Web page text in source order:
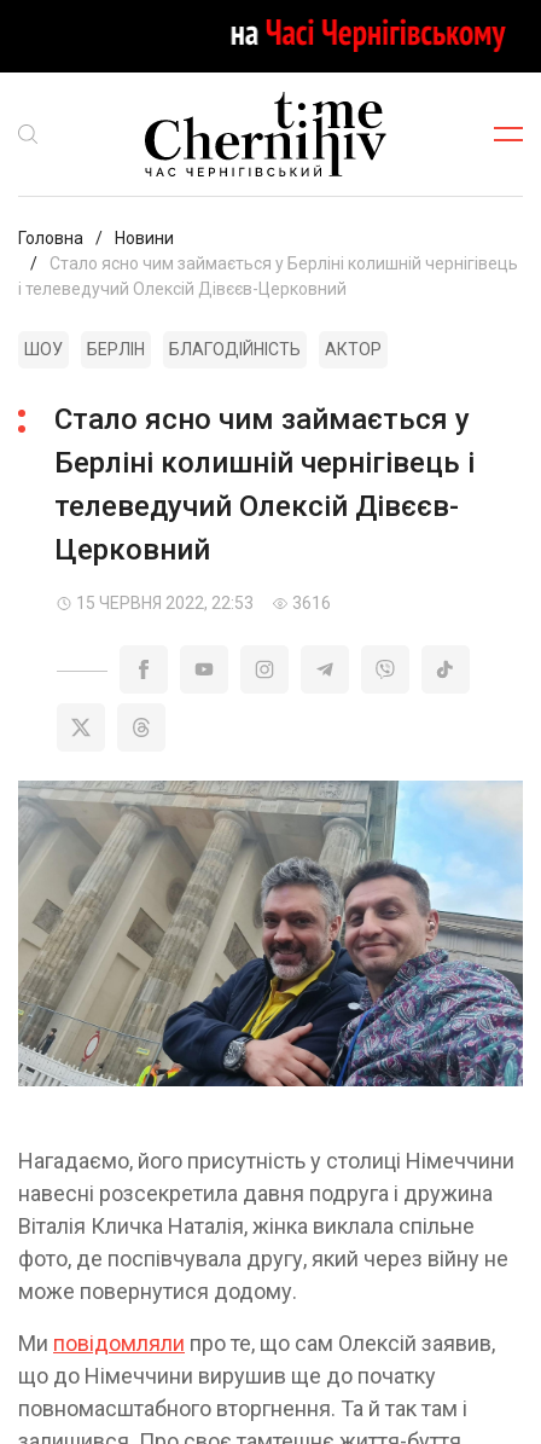
Головна
Новини
Стало ясно чим займається у Берліні колишній чернігівець
і телеведучий Олексій Дівєєв-Церковний
ШОУ БЕРЛІН БЛАГОДІЙНІСТЬ АКТОР
Стало ясно чим займається у
Берліні колишній чернігівець і
телеведучий Олексій Дівєєв-
Церковний
15 ЧЕРВНЯ 2022, 22:53 3616
Нагадаємо, його присутність у столиці Німеччини
навесні розсекретила давня подруга і дружина
Віталія Кличка Наталія, жінка виклала спільне
фото, де поспівчувала другу, який через війну не
може повернутися додому.
Ми повідомляли про те, що сам Олексій заявив,
що до Німеччини вирушив ще до початку
повномасштабного вторгнення. Та й так там і